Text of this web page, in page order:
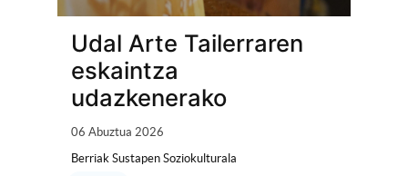
Udal Arte Tailerraren
eskaintza
udazkenerako
06 Abuztua 2026
Berriak Sustapen Soziokulturala